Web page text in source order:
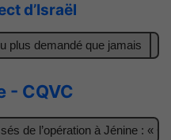
d’Israël
demandé que jamais
- CQVC
l’opération à Jénine : «